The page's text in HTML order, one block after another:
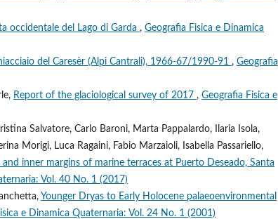
occidentale del Lago di Garda , Geografia Fisica e Dinamica
del Caresèr (Alpi Cantrali), 1966-67/1990-91 , Geografia
Report of the glaciological survey of 2017 , Geografia Fisica e
Salvatore, Carlo Baroni, Marta Pappalardo, Ilaria Isola,
Morigi, Luca Ragaini, Fabio Marzaioli, Isabella Passariello,
inner margins of marine terraces at Puerto Deseado, Santa
Vol. 40 No. 1 (2017)
Younger Dryas to Early Holocene palaeoenvironmental
e Dinamica Quaternaria: Vol. 24 No. 1 (2001)